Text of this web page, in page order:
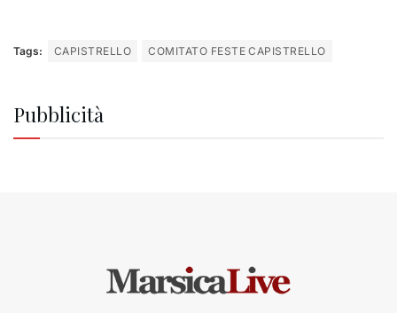
Tags: CAPISTRELLO COMITATO FESTE CAPISTRELLO
Pubblicità